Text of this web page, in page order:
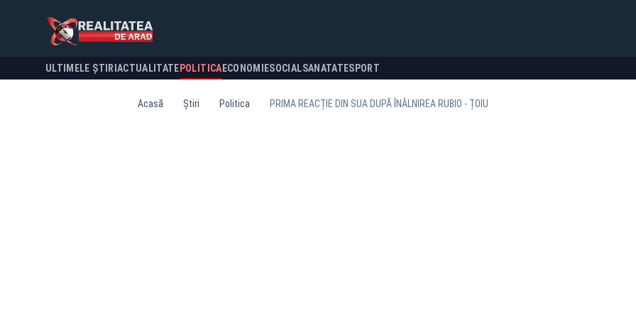
ULTIMELE ȘTIRI ACTUALITATE POLITICA ECONOMIESOCIALSANATATESPORT
Acasă Știri Politica PRIMA REACȚIE DIN SUA DUPĂ ÎNÂLNIREA RUBIO - ȚOIU